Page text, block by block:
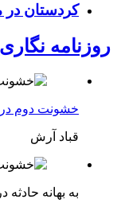
کردستان در
روزنامه
خشونت دوم
قباد آرش
بە بهانه